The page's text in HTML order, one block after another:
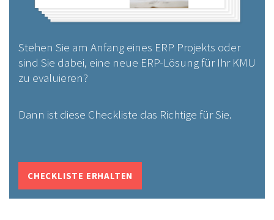
Stehen Sie am Anfang eines ERP Projekts oder
sind Sie dabei, eine neue ERP-Lösung für Ihr KMU
zu evaluieren?
Dann ist diese Checkliste das Richtige für Sie.
CHECKLISTE ERHALTEN